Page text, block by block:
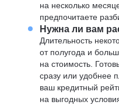
на несколько
предпочитаете
Нужна ли вам
Длительность
от полугода и
на стоимость.
сразу или удобнее
ваш кредитный
на выгодных